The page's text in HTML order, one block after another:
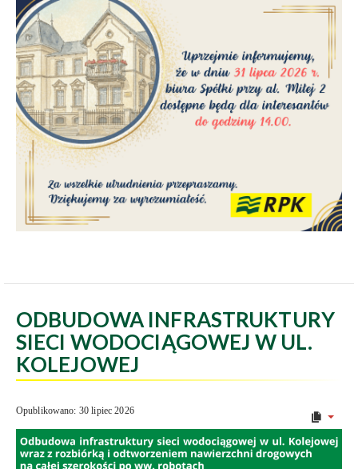
ODBUDOWA INFRASTRUKTURY
SIECI WODOCIĄGOWEJ W UL.
KOLEJOWEJ
Opublikowano: 30 lipiec 2026